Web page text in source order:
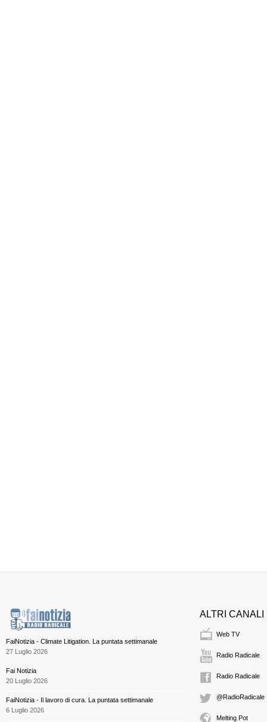
FaiNotizia - Climate Litigation. La puntata settimanale
27 Luglio 2026
Fai Notizia
20 Luglio 2026
FaiNotizia - Il lavoro di cura. La puntata settimanale
6 Luglio 2026
ALTRI CANALI
Web TV
Radio Radicale
Radio Radicale
@RadioRadicale
Melting Pot